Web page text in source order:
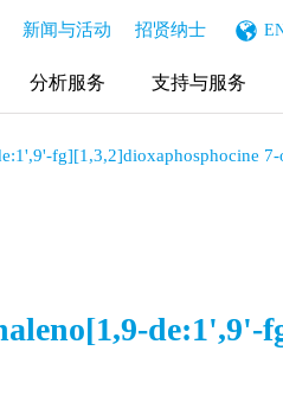
新闻与活动 招贤纳士
分析服务 支持与服务
fg][1,3,2]dioxaphosphocine 7-
de:1',9'-